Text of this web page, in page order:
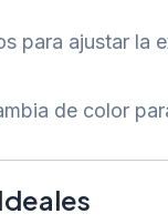
para ajustar la
de color